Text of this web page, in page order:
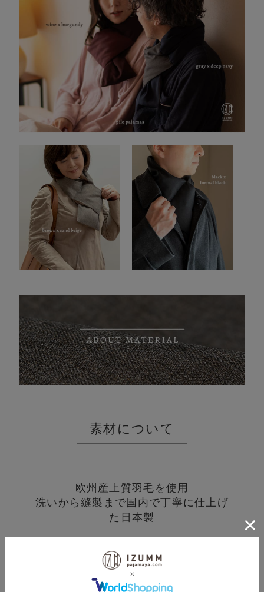
素材について
欧州産上質羽毛を使用
洗いから縫製まで国内で丁寧に仕上げ
た日本製